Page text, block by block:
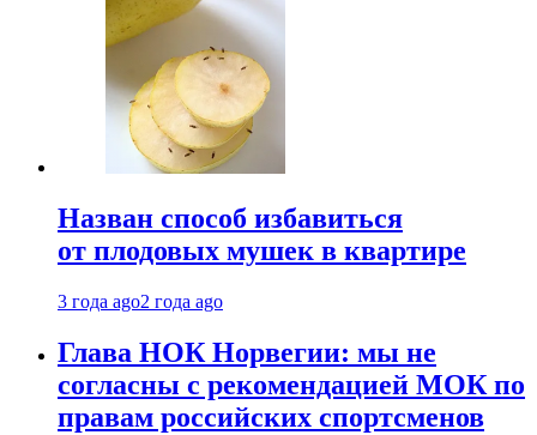
Назван способ избавиться
от плодовых мушек в квартире
3 года ago2 года ago
Глава НОК Норвегии: мы не
согласны с рекомендацией МОК по
правам российских спортсменов